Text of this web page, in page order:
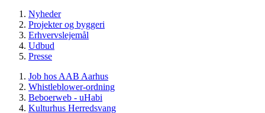
Nyheder
Projekter og byggeri
Erhvervslejemål
Udbud
Presse
Job hos AAB Aarhus
Whistleblower-ordning
Beboerweb - uHabi
Kulturhus Herredsvang